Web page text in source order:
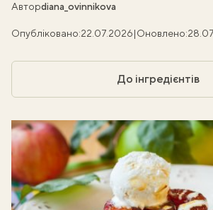
Авторdiana_ovinnikova
Опубліковано:22.07.2026|Оновлено:
До інгредієнтів